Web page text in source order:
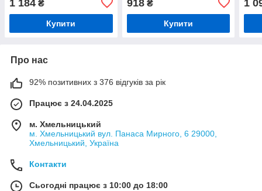
чорна
1 184 ₴
Купити
3008 407 408 508, чорна з
хромом
918₴
Купити
408
з
1
Про нас
92% позитивних з 376 відгуків за рік
Працює з 24.04.2025
м. Хмельницький
м. Хмельницький вул. Панаса Мирного, 6 29000,
Хмельницький, Україна
Контакти
Сьогодні працює з 10:00 до 18:00